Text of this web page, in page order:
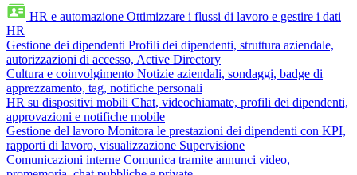
HR e automazione Ottimizzare i flussi di lavoro e gestire i dati
HR
Gestione dei dipendenti Profili dei dipendenti, struttura aziendale,
autorizzazioni di accesso, Active Directory
Cultura e coinvolgimento Notizie aziendali, sondaggi, badge di
apprezzamento, tag, notifiche personali
HR su dispositivi mobili Chat, videochiamate, profili dei dipendenti,
approvazioni e notifiche mobile
Gestione del lavoro Monitora le prestazioni dei dipendenti con KPI,
rapporti di lavoro, visualizzazione Supervisione
Comunicazioni interne Comunica tramite annunci video,